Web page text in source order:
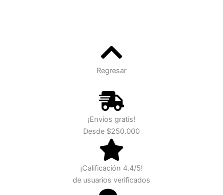
Regresar
¡Envios gratis!
Desde $250.000
¡Calificación 4.4/5!
de usuarios verificados